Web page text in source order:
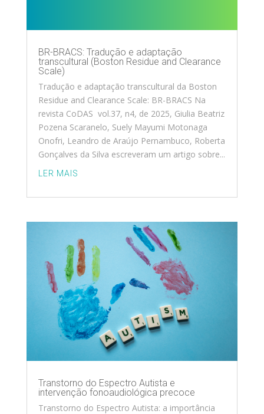
BR-BRACS: Tradução e adaptação
transcultural (Boston Residue and Clearance
Scale)
Tradução e adaptação transcultural da Boston
Residue and Clearance Scale: BR-BRACS Na
revista CoDAS vol.37, n4, de 2025, Giulia Beatriz
Pozena Scaranelo, Suely Mayumi Motonaga
Onofri, Leandro de Araújo Pernambuco, Roberta
Gonçalves da Silva escreveram um artigo sobre...
LER MAIS
Transtorno do Espectro Autista e
intervenção fonoaudiológica precoce
Transtorno do Espectro Autista: a importância